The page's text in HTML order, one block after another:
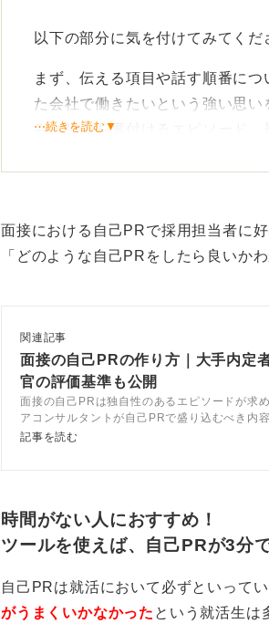
以下の部分に気を付けてみてくだ
まず、伝える項目や話す順番に
た会社で働きたいという強い思
み、強みを裏付けるエピソード、
自己紹介の後、スライドで志望
文字量を抑えたスライドを
1つのスライドには文字数を少な
けを載せ、次のページで答えを書
して、あなたの伝えたい内容が頭
まずは、発表時間を守ることです
⋯続きを読む▼
面接における自己PRで採用担当者に
「どのような自己PRをしたら良いか
関連記事
面接の自己PRの作り方｜大手内定
官の評価基準も公開
面接の自己PRは独自性のあるエピソードが求
アコンサルタントが自己PRで盛り込むべき内
と解説。記事を参考に独自性のある自己PRを
記事を読む
時間がない人におすすめ！
ツールを使えば、自己PRが3分
自己PRは就活において必ずといって
がうまくいかなかった という就活生は